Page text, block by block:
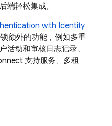
端轻松集成。
with Identity
额外的功能，例如多重
活动和审核日志记录、
支持服务、多租